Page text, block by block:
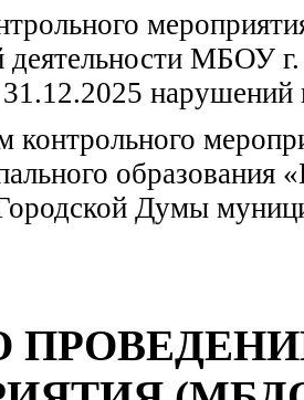
деятельности
нарушений
контрольного
образования
Думы